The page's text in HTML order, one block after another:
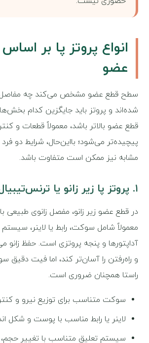
انواع پروتز پا بر
عضو
سطح قطع عضو مشخص می‌کند چه
شده‌اند و پروتز باید جایگزین کدام
قطع عضو بالاتر باشد، معمولاً قطعات و
پیچیده‌تر می‌شود؛ بااین‌حال، شرایط دو
مشابه نیز ممکن است متفاوت باشد.
۱. پروتز پا زیر زانو یا ترنس‌تیبیال
در قطع عضو زیر زانو، مفصل زانوی طبیعی
معمولاً شامل سوکت، رابط یا لاینر، سیستم
آداپتورها و پنجه پروتزی است. حفظ زانو
و راه‌رفتن را آسان‌تر کند، اما فیت دقیق
راستا همچنان ضروری است.
سوکت متناسب برای توزیع نیرو و
لاینر یا رابط مناسب با پوست و شکل
سیستم تعلیق متناسب با تغییر